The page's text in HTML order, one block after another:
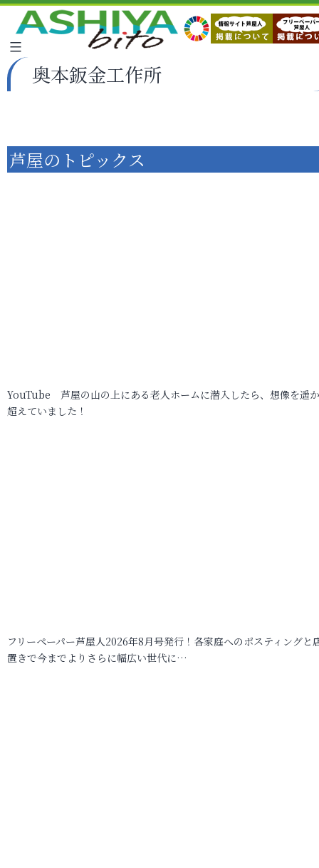
奥本鈑金工作所
芦屋のトピックス
YouTube 芦屋の山の上にある老人ホームに潜入したら、想像を遥
超えていました！
フリーペーパー芦屋人2026年8月号発行！各家庭へのポスティングと
置きで今までよりさらに幅広い世代に…